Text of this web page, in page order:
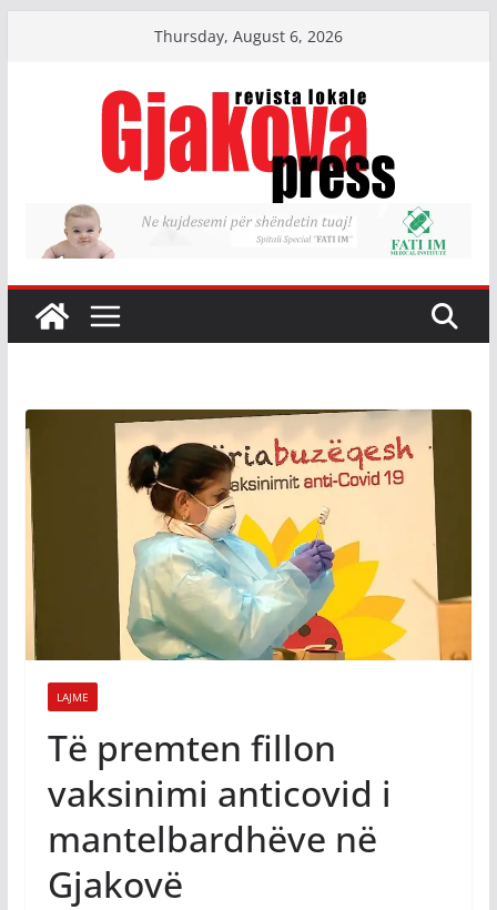
Thursday, August 6, 2026
LAJME
Të premten fillon
vaksinimi anticovid i
mantelbardhëve në
Gjakovë